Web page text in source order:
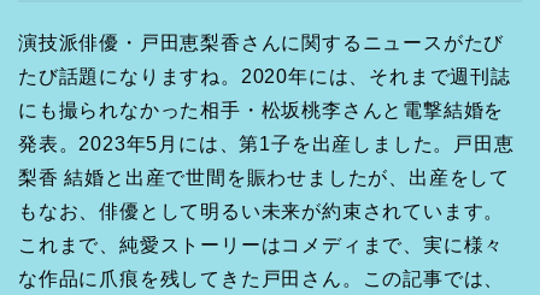
演技派俳優・戸田恵梨香さんに関するニュースがたび
たび話題になりますね。2020年には、それまで週刊誌
にも撮られなかった相手・松坂桃李さんと電撃結婚を
発表。2023年5月には、第1子を出産しました。戸田恵
梨香 結婚と出産で世間を賑わせましたが、出産をして
もなお、俳優として明るい未来が約束されています。
これまで、純愛ストーリーはコメディまで、実に様々
な作品に爪痕を残してきた戸田さん。この記事では、